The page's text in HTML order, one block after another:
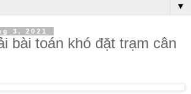
▼
3, 2021
bài toán khó đặt trạm cân